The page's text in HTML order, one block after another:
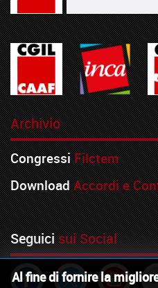
Al fine di fornire la
Archivio
Congressi Filctem
Download Accordi e
Seguicisui Social